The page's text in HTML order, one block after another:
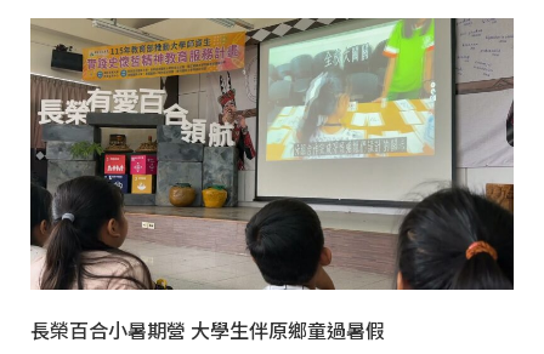
長榮百合小暑期營 大學生伴原鄉童過暑假